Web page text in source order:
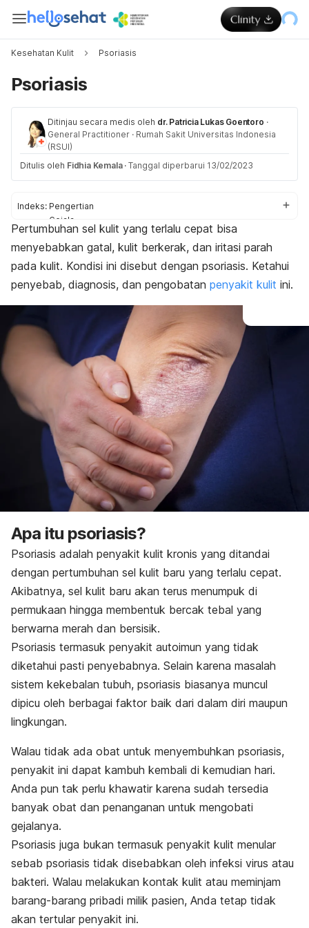
Kesehatan Kulit Psoriasis
Psoriasis
Ditinjau secara medis oleh dr. Patricia Lukas Goentoro ·
General Practitioner · Rumah Sakit Universitas Indonesia
(RSUI)
Ditulis oleh Fidhia Kemala · Tanggal diperbarui 13/02/2023
Indeks: Pengertian
Gejala
Penyebab
Faktor risiko
Komplikasi
Pengobatan
Perawatan rumahan
Pertumbuhan sel kulit yang terlalu cepat bisa
menyebabkan gatal, kulit berkerak, dan iritasi parah
pada kulit. Kondisi ini disebut dengan psoriasis. Ketahui
penyebab, diagnosis, dan pengobatan penyakit kulit ini.
Apa itu psoriasis?
Psoriasis adalah penyakit kulit kronis yang ditandai
dengan pertumbuhan sel kulit baru yang terlalu cepat.
Akibatnya, sel kulit baru akan terus menumpuk di
permukaan hingga membentuk bercak tebal yang
berwarna merah dan bersisik.
Psoriasis termasuk penyakit autoimun yang tidak
diketahui pasti penyebabnya. Selain karena masalah
sistem kekebalan tubuh, psoriasis biasanya muncul
dipicu oleh berbagai faktor baik dari dalam diri maupun
lingkungan.
Walau tidak ada obat untuk menyembuhkan psoriasis,
penyakit ini dapat kambuh kembali di kemudian hari.
Anda pun tak perlu khawatir karena sudah tersedia
banyak obat dan penanganan untuk mengobati
gejalanya.
Psoriasis juga bukan termasuk penyakit kulit menular
sebab psoriasis tidak disebabkan oleh infeksi virus atau
bakteri. Walau melakukan kontak kulit atau meminjam
barang-barang pribadi milik pasien, Anda tetap tidak
akan tertular penyakit ini.